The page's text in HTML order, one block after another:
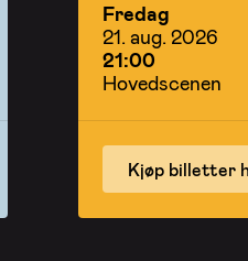
Fredag
21. aug. 2026
21:00
Hovedscenen
Kjøp billetter